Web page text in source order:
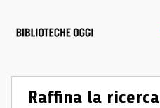
Raffina la ricerca